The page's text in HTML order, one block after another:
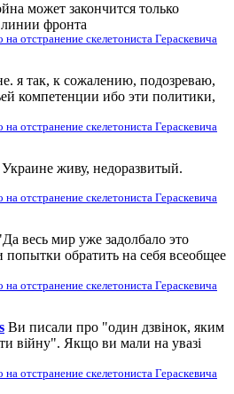
может закончится только
фронта
отстранение скелетониста Гераскевича
я так, к сожалению, подозреваю,
компетенции ибо эти политики,
отстранение скелетониста Гераскевича
живу, недоразвитый.
отстранение скелетониста Гераскевича
весь мир уже задолбало это
попытки обратить на себя всеобщее
отстранение скелетониста Гераскевича
Ви писали про "один дзвінок, яким
війну". Якщо ви мали на увазі
отстранение скелетониста Гераскевича